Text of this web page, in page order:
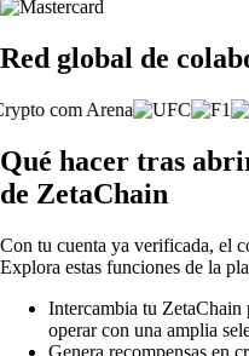
Red global de
Qué hacer tras
de ZetaChain
Con tu cuenta ya verificada, el
Explora estas funciones de la
Intercambia tu
operar con una amplia
Genera recompensas en